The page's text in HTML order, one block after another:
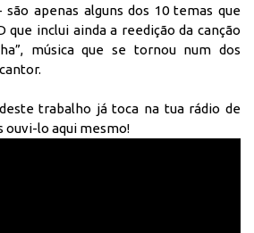
são apenas alguns dos 10 temas que
que inclui ainda a reedição da canção
música que se tornou num dos
trabalho já toca na tua rádio de
ouvi-lo aqui mesmo!